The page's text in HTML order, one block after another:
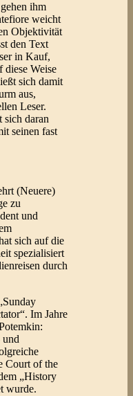
ihm
weicht
Objektivität
den Text
in Kauf,
Weise
sich damit
aus,
Leser.
sich daran
seinen fast
(Neuere)
zu
und
sich auf die
spezialisiert
durch
Im Jahre
und
Court of the
„History
wurde.